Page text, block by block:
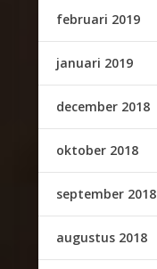
februari 2019
januari 2019
december 2018
oktober 2018
september 2018
augustus 2018